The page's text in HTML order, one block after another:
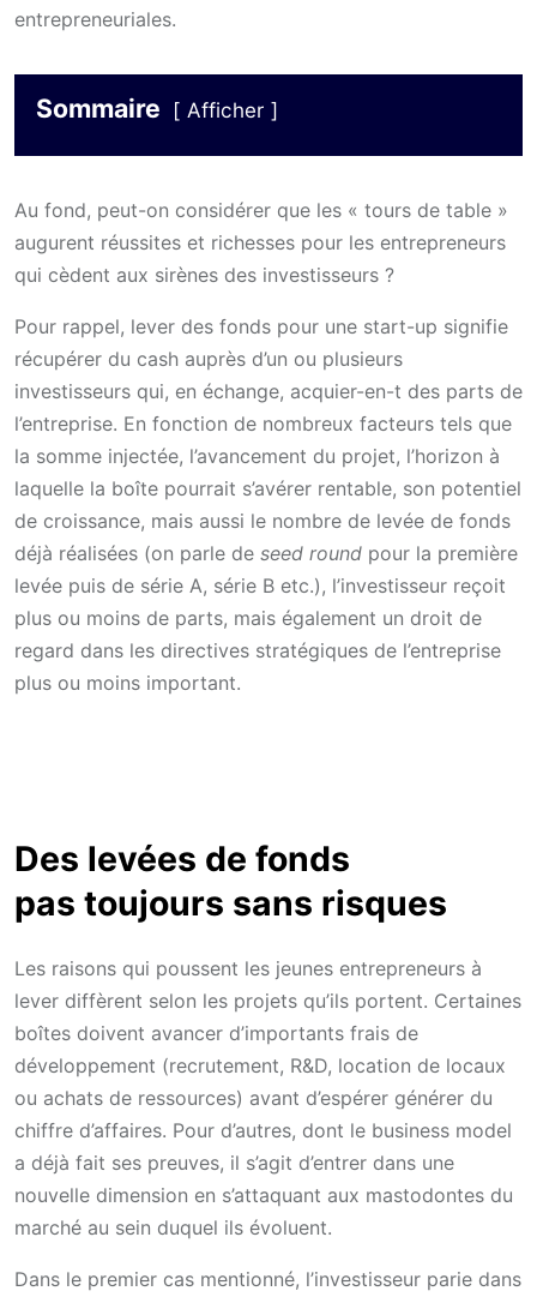
entrepreneuriales.
Sommaire Afficher
Au fond, peut-on considérer que les « tours de table »
augurent réussites et richesses pour les entrepreneurs
qui cèdent aux sirènes des investisseurs ?
Pour rappel, lever des fonds pour une start-up signifie
récupérer du cash auprès d’un ou plusieurs
investisseurs qui, en échange, acquier-en-t des parts de
l’entreprise. En fonction de nombreux facteurs tels que
la somme injectée, l’avancement du projet, l’horizon à
laquelle la boîte pourrait s’avérer rentable, son potentiel
de croissance, mais aussi le nombre de levée de fonds
déjà réalisées (on parle de seed round pour la première
levée puis de série A, série B etc.), l’investisseur reçoit
plus ou moins de parts, mais également un droit de
regard dans les directives stratégiques de l’entreprise
plus ou moins important.
Des levées de fonds
pas toujours sans risques
Les raisons qui poussent les jeunes entrepreneurs à
lever diffèrent selon les projets qu’ils portent. Certaines
boîtes doivent avancer d’importants frais de
développement (recrutement, R&D, location de locaux
ou achats de ressources) avant d’espérer générer du
chiffre d’affaires. Pour d’autres, dont le business model
a déjà fait ses preuves, il s’agit d’entrer dans une
nouvelle dimension en s’attaquant aux mastodontes du
marché au sein duquel ils évoluent.
Dans le premier cas mentionné, l’investisseur parie dans